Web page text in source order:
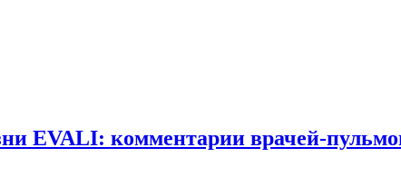
EVALI: комментарии врачей-